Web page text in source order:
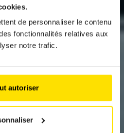
de personnaliser le contenu
fonctionnalités relatives aux
notre trafic.
autoriser
News
WAS AB